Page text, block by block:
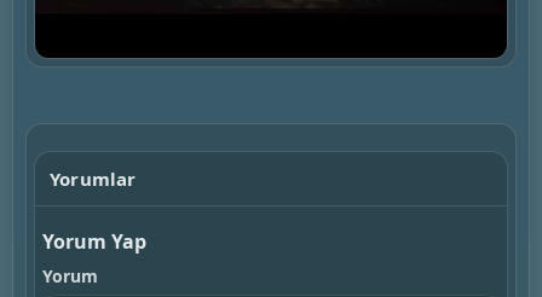
Yorumlar
Yorum Yap
Yorum